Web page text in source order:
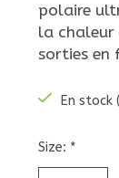
polaire
la
sorties en
En stock
Size: *